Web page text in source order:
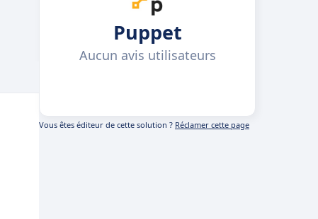
Puppet
Aucun avis utilisateurs
Vous êtes éditeur de cette solution ? Réclamer cette page